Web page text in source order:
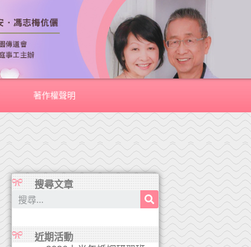
著作權聲明
搜尋文章
近期活動